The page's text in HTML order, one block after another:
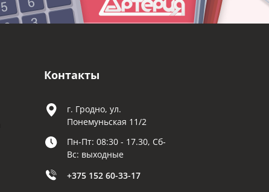
Контакты
г. Гродно, ул.
Понемуньская 11/2
Пн-Пт: 08:30 - 17.30, Сб-
Вс: выходные
+375 152 60-33-17